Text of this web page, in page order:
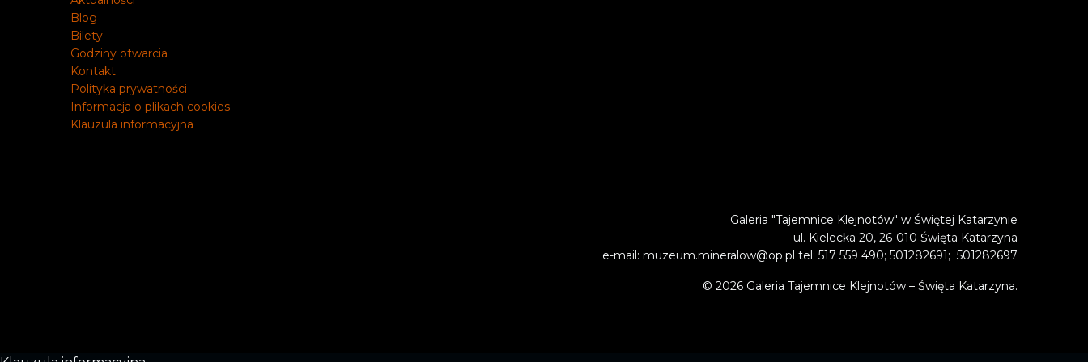
Blog
Bilety
Godziny otwarcia
Kontakt
Polityka prywatności
Informacja o plikach cookies
Klauzula informacyjna
Galeria "Tajemnice Klejnotów" w Świętej Katarzynie
ul. Kielecka 20, 26-010 Święta Katarzyna
e-mail: muzeum.mineralow@op.pl tel: 517 559 490; 501282691; 501282697
© 2026 Galeria Tajemnice Klejnotów – Święta Katarzyna.